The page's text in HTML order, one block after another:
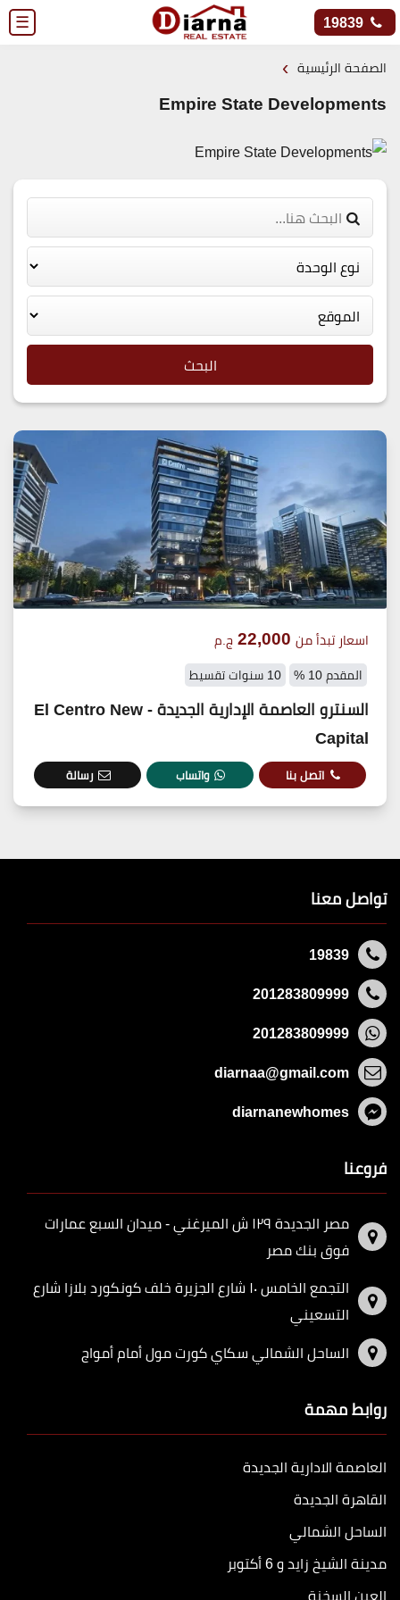
☰ 19839
الصفحة الرئيسية ›
Empire State Developments
البحث
اسعار تبدأ من 22,000 ج.م
المقدم 10 % 10 سنوات تقسيط
السنترو العاصمة الإدارية الجديدة - El Centro New
Capital
اتصل بنا واتساب رسالة
تواصل معنا
19839
201283809999
201283809999
diarnaa@gmail.com
diarnanewhomes
فروعنا
مصر الجديدة ١٢٩ ش الميرغني - ميدان السبع عمارات
فوق بنك مصر
التجمع الخامس ١٠ شارع الجزيرة خلف كونكورد بلازا شارع
التسعيني
الساحل الشمالي سكاي كورت مول أمام أمواج
روابط مهمة
العاصمة الادارية الجديدة
القاهرة الجديدة
الساحل الشمالي
مدينة الشيخ زايد و 6 أكتوبر